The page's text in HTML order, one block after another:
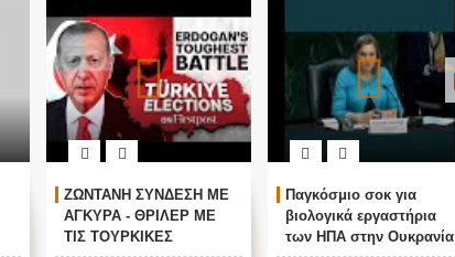
ΖΩΝΤΑΝΗ ΣΥΝΔΕΣΗ ΜΕ
ΑΓΚΥΡΑ - ΘΡΙΛΕΡ ΜΕ
ΤΙΣ ΤΟΥΡΚΙΚΕΣ
Παγκόσμιο σοκ για
βιολογικά εργαστήρια
των ΗΠΑ στην Ουκρανία